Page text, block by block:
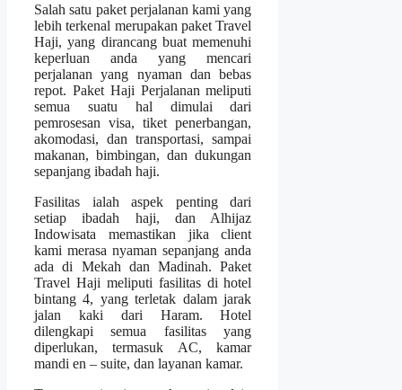
Salah satu paket perjalanan kami yang
lebih terkenal merupakan paket Travel
Haji, yang dirancang buat memenuhi
keperluan anda yang mencari
perjalanan yang nyaman dan bebas
repot. Paket Haji Perjalanan meliputi
semua suatu hal dimulai dari
pemrosesan visa, tiket penerbangan,
akomodasi, dan transportasi, sampai
makanan, bimbingan, dan dukungan
sepanjang ibadah haji.
Fasilitas ialah aspek penting dari
setiap ibadah haji, dan Alhijaz
Indowisata memastikan jika client
kami merasa nyaman sepanjang anda
ada di Mekah dan Madinah. Paket
Travel Haji meliputi fasilitas di hotel
bintang 4, yang terletak dalam jarak
jalan kaki dari Haram. Hotel
dilengkapi semua fasilitas yang
diperlukan, termasuk AC, kamar
mandi en – suite, dan layanan kamar.